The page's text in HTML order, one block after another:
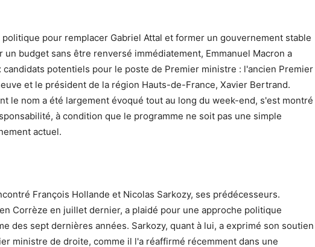
pour remplacer Gabriel Attal et former un gouvernement stable
un budget sans être renversé immédiatement, Emmanuel Macron a
potentiels pour le poste de Premier ministre : l'ancien Premier
et le président de la région Hauts-de-France, Xavier Bertrand.
le nom a été largement évoqué tout au long du week-end, s'est montré
à condition que le programme ne soit pas une simple
actuel.
François Hollande et Nicolas Sarkozy, ses prédécesseurs.
Corrèze en juillet dernier, a plaidé pour une approche politique
des sept dernières années. Sarkozy, quant à lui, a exprimé son soutien
ministre de droite, comme il l'a réaffirmé récemment dans une